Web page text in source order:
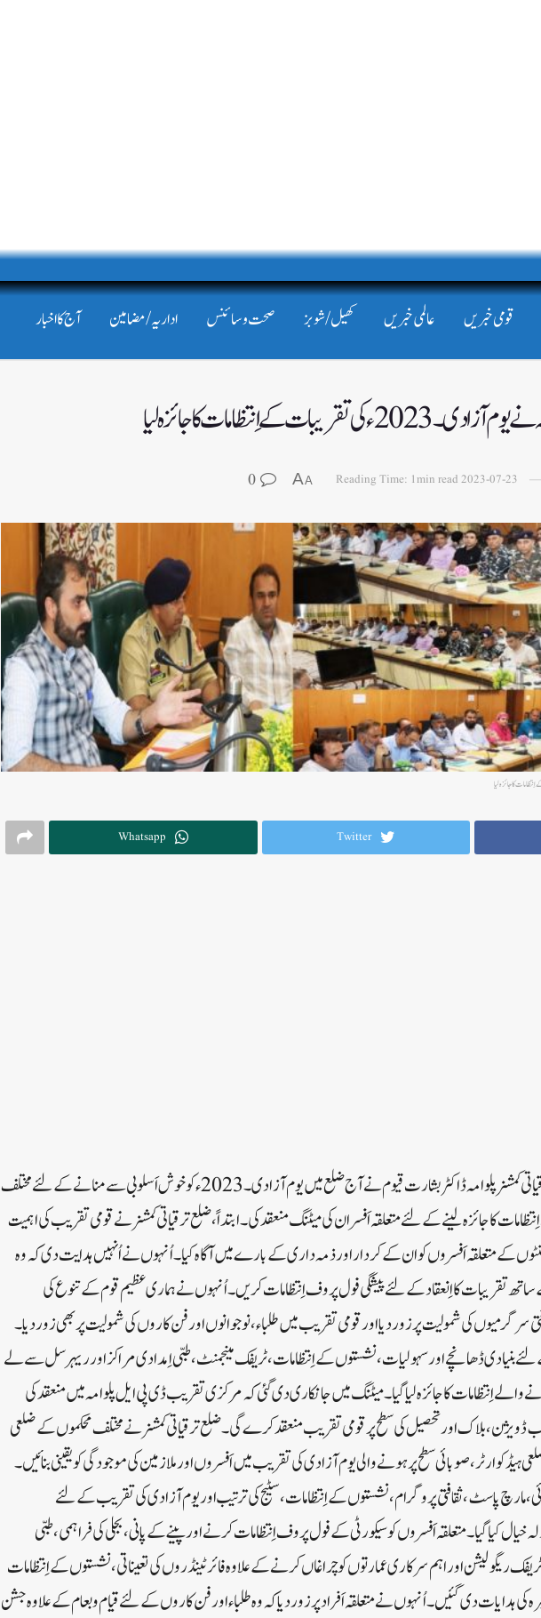
قومی خبریں عالمی خبریں کھیل/شوبز صحت و سائنس اداریہ/ مضامین آج کا اخبار
کے اِنتظامات کا جائزہ لیا
2023-07-23
Reading Time: 1min read
A
A
Twitter
Whatsapp
پلوا مہ/22؍جولائی:ضلع ترقیاتی کمشنر پلوامہ ڈاکٹر بشارت قیوم نے آج ضلع میں یوم آزادی ۔2023ء کو خوش اَسلوبی سے منانے کے لئے مختلف
کا جائزہ لینے کے لئے متعلقہ اَفسران کی میٹنگ منعقد کی۔ابتداً، ضلع ترقیاتی کمشنر نے قومی تقریب کی اہمیت
کے متعلقہ اَفسروں کو ان کے کردار اور ذمہ داری کے بارے میں آگاہ کیا ۔ اُنہوں نے اُنہیں ہدایت دی کہ وہ
تقریبات کا اِنعقاد کے لئے پیشگی فول پروف اِنتظامات کریں۔اُنہوں نے ہماری عظیم قوم کے تنوع کی
سرگرمیوں کی شمولیت پر زور دیا اور قومی تقریب میں طلباء ، نوجوانوں اور فن کاروں کی شمولیت پر بھی زور دیا۔
بنیادی ڈھانچے اور سہولیات، نشستوں کے اِنتظامات ، ٹریفک مینجمنٹ ،طبی اِمدادی مراکز اور ریہرسل سے لے
اِنتظامات کا جائزہ لیا گیا۔میٹنگ میں جانکاری دی گئی کہ مرکزی تقریب ڈی پی ایل پلوامہ میں منعقد کی
ڈویژن ، بلاک اور تحصیل کی سطح پر قومی تقریب منعقد کرے گی۔ضلع ترقیاتی کمشنر نے مختلف محکموں کے ضلعی
ہیڈ کوارٹر ،صوبائی سطح پر ہونے والی یوم آزادی کی تقریب میں اَفسروں اور ملازمین کی موجودگی کو یقینی بنائیں۔
، مارچ پاسٹ ، ثقافتی پروگرام ، نشستوں کے اِنتظامات ، سٹیج کی ترتیب اور یوم آزادی کی تقریب کے لئے
خیال کیا گیا۔متعلقہ اَفسروں کو سیکورٹی کے فول پروف اِنتظامات کرنے اور پینے کے پانی ، بجلی کی فراہمی ، طبی
ریگولیشن اور اہم سرکاری عمارتوں کو چراغاں کرنے کے علاوہ فائرٹینڈروں کی تعیناتی ، نشستوں کے اِنتظامات
ہدایات دی گئیں۔اُنہوں نے متعلقہ اَفراد پر زوردیا کہ وہ طلباء اور فن کاروں کے لئے قیام و طعام کے علاوہ جشن